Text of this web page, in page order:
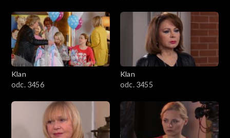
Klan
odc. 3456
Klan
odc. 3455